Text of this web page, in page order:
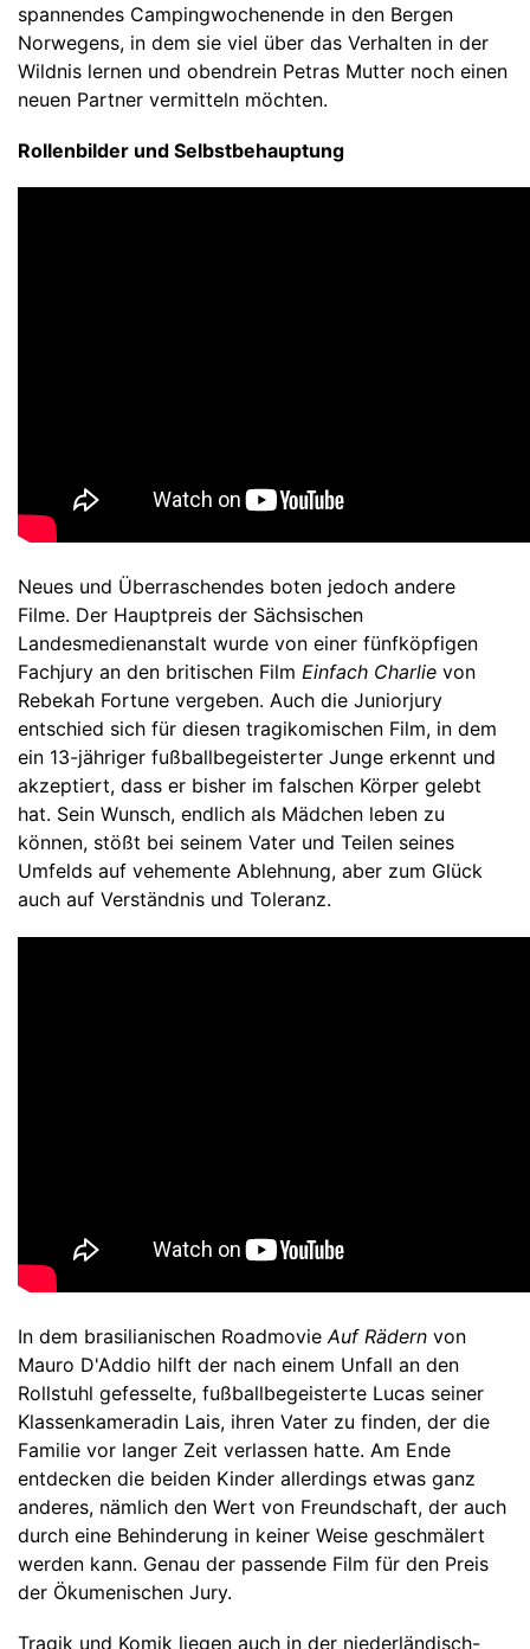
spannendes Campingwochenende in den Bergen
Norwegens, in dem sie viel über das Verhalten in der
Wildnis lernen und obendrein Petras Mutter noch einen
neuen Partner vermitteln möchten.
Rollenbilder und Selbstbehauptung
Neues und Überraschendes boten jedoch andere
Filme. Der Hauptpreis der Sächsischen
Landesmedienanstalt wurde von einer fünfköpfigen
Fachjury an den britischen Film Einfach Charlie von
Rebekah Fortune vergeben. Auch die Juniorjury
entschied sich für diesen tragikomischen Film, in dem
ein 13-jähriger fußballbegeisterter Junge erkennt und
akzeptiert, dass er bisher im falschen Körper gelebt
hat. Sein Wunsch, endlich als Mädchen leben zu
können, stößt bei seinem Vater und Teilen seines
Umfelds auf vehemente Ablehnung, aber zum Glück
auch auf Verständnis und Toleranz.
In dem brasilianischen Roadmovie Auf Rädern von
Mauro D'Addio hilft der nach einem Unfall an den
Rollstuhl gefesselte, fußballbegeisterte Lucas seiner
Klassenkameradin Lais, ihren Vater zu finden, der die
Familie vor langer Zeit verlassen hatte. Am Ende
entdecken die beiden Kinder allerdings etwas ganz
anderes, nämlich den Wert von Freundschaft, der auch
durch eine Behinderung in keiner Weise geschmälert
werden kann. Genau der passende Film für den Preis
der Ökumenischen Jury.
Tragik und Komik liegen auch in der niederländisch-